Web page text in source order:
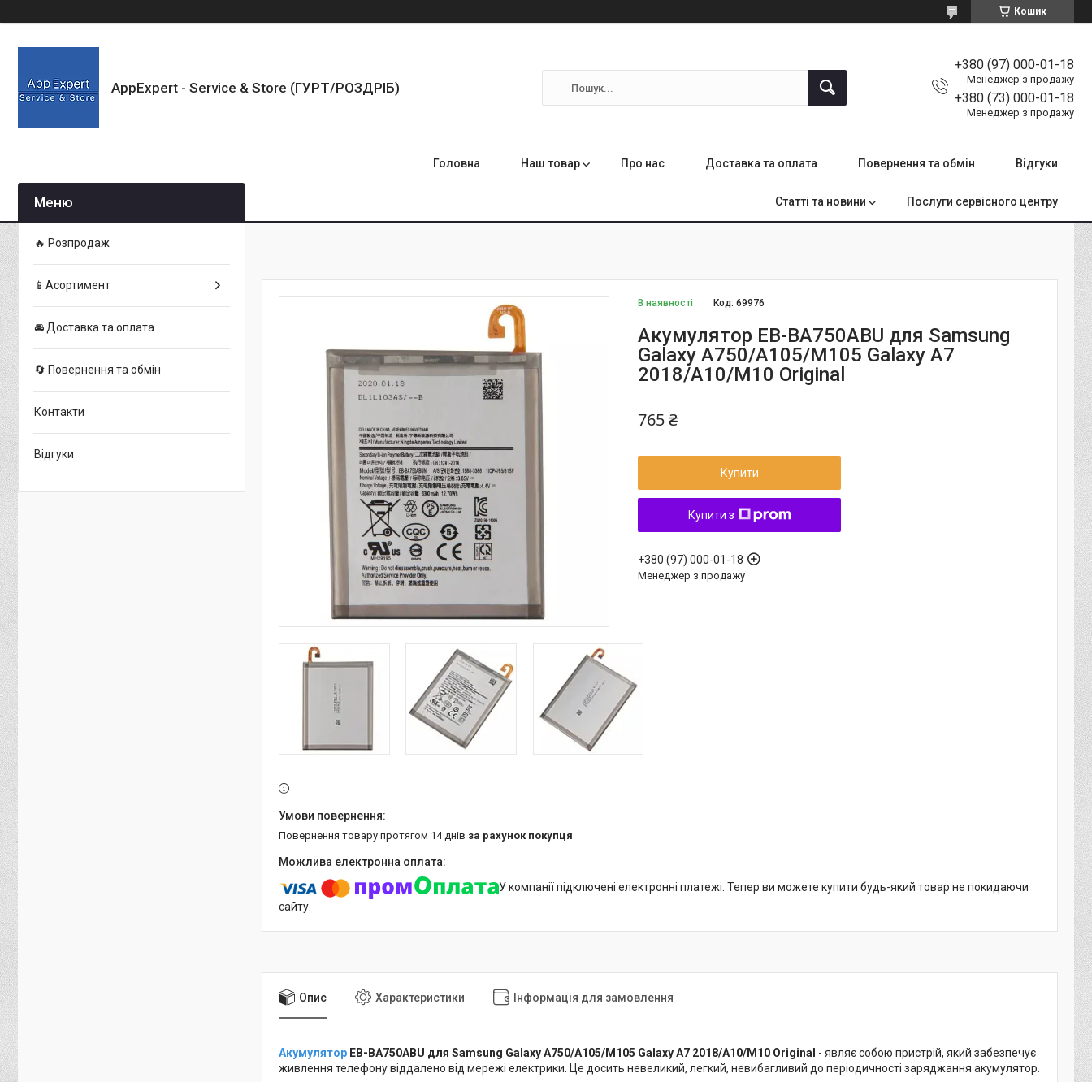
Кошик
AppExpert - Service & Store (ГУРТ/РОЗДРІБ)
+380 (97) 000-01-18
Менеджер з продажу
+380 (73) 000-01-18
Менеджер з продажу
Головна Наш товар Про нас Доставка та оплата Повернення та обмін Відгуки
Статті та новини Послуги сервісного центру
В наявності Код:69976
Акумулятор EB-BA750ABU для Samsung
Galaxy A750/A105/M105 Galaxy A7
2018/A10/M10 Original
765 ₴
Купити
Купити з
+380 (97) 000-01-18
Менеджер з продажу
повернення товару протягом 14 днів за рахунок покупця
У компанії підключені електронні платежі. Тепер ви можете купити будь-який товар не покидаючи
сайту.
Опис Характеристики Інформація для замовлення
Акумулятор EB-BA750ABU для Samsung Galaxy A750/A105/M105 Galaxy A7 2018/A10/M10 Original - являє собою пристрій, який забезпечує
живлення телефону віддалено від мережі електрики. Це досить невеликий, легкий, невибагливий до періодичності заряджання акумулятор.
🔥 Розпродаж
📱Асортимент
🚘 Доставка та оплата
🔄 Повернення та обмін
Контакти
Відгуки